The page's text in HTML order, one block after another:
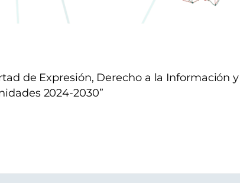
de Expresión, Derecho a la Información
2024-2030”